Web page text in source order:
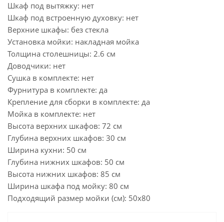
Шкаф под вытяжку: нет
Шкаф под встроенную духовку: нет
Верхние шкафы: без стекла
Установка мойки: накладная мойка
Толщина столешницы: 2.6 см
Доводчики: нет
Сушка в комплекте: нет
Фурнитура в комплекте: да
Крепление для сборки в комплекте: да
Мойка в комплекте: нет
Высота верхних шкафов: 72 см
Глубина верхних шкафов: 30 см
Ширина кухни: 50 см
Глубина нижних шкафов: 50 см
Высота нижних шкафов: 85 см
Ширина шкафа под мойку: 80 см
Подходящий размер мойки (см): 50x80